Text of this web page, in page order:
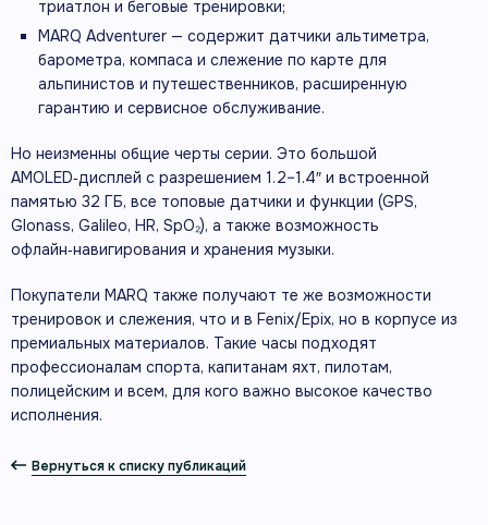
триатлон и беговые тренировки;
MARQ Adventurer — содержит датчики альтиметра,
барометра, компаса и слежение по карте для
альпинистов и путешественников, расширенную
гарантию и сервисное обслуживание.
Но неизменны общие черты серии. Это большой
AMOLED‑дисплей с разрешением 1.2–1.4″ и встроенной
памятью 32 ГБ, все топовые датчики и функции (GPS,
Glonass, Galileo, HR, SpO₂), а также возможность
офлайн‑навигирования и хранения музыки.
Покупатели MARQ также получают те же возможности
тренировок и слежения, что и в Fenix/Epix, но в корпусе из
премиальных материалов. Такие часы подходят
профессионалам спорта, капитанам яхт, пилотам,
полицейским и всем, для кого важно высокое качество
исполнения.
Вернуться к списку публикаций